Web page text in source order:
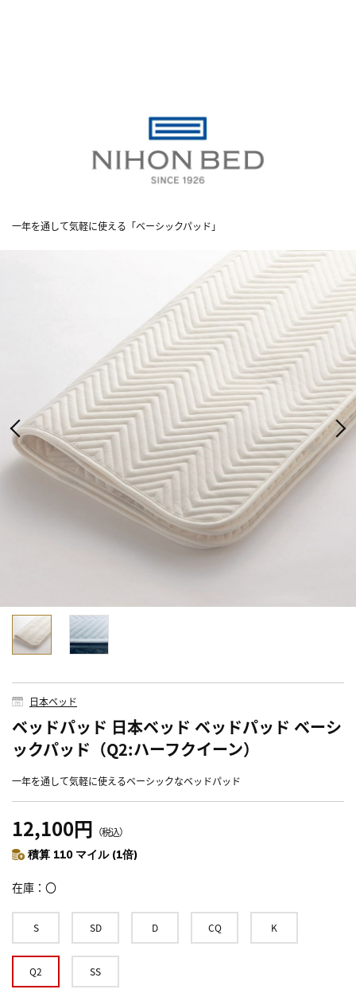
一年を通して気軽に使える「ベーシックパッド」
日本ベッド
ベッドパッド 日本ベッド ベッドパッド ベーシ
ックパッド（Q2:ハーフクイーン）
一年を通して気軽に使えるベーシックなベッドパッド
12,100円 （税込）
積算 110 マイル (1倍)
在庫 〇
S SD D CQ K
Q2 SS